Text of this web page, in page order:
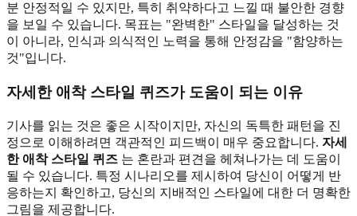
분 안정적일 수 있지만, 특히 취약하다고 느낄 때 불안한 경향
을 보일 수 있습니다. 목표는 "완벽한" 스타일을 달성하는 것
이 아니라, 인식과 의식적인 노력을 통해 안정감을 "함양하는
것"입니다.
자세한 애착 스타일 퀴즈가 도움이 되는 이유
기사를 읽는 것은 좋은 시작이지만, 자신의 독특한 패턴을 진
정으로 이해하려면 객관적인 피드백이 매우 중요합니다. 자세
한 애착 스타일 퀴즈 는 혼란과 편견을 헤쳐나가는 데 도움이
될 수 있습니다. 특정 시나리오를 제시하여 당신이 어떻게 반
응하는지 확인하고, 당신의 지배적인 스타일에 대한 더 명확한
그림을 제공합니다.